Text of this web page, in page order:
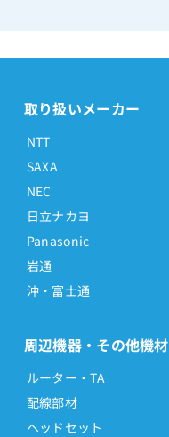
取り扱いメーカー
NTT
SAXA
NEC
日立ナカヨ
Panasonic
岩通
沖・富士通
周辺機器・その他機材
ルーター・TA
配線部材
ヘッドセット